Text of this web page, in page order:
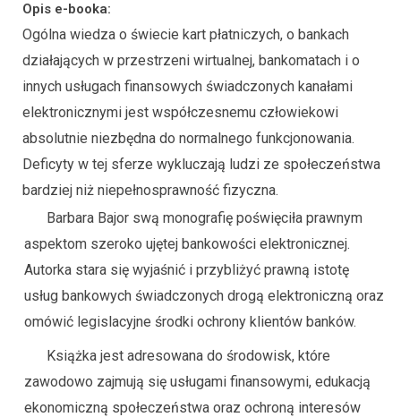
Opis e-booka:
Ogólna wiedza o świecie kart płatniczych, o bankach
działających w przestrzeni wirtualnej, bankomatach i o
innych usługach finansowych świadczonych kanałami
elektronicznymi jest współczesnemu człowiekowi
absolutnie niezbędna do normalnego funkcjonowania.
Deficyty w tej sferze wykluczają ludzi ze społeczeństwa
bardziej niż niepełnosprawność fizyczna.
Barbara Bajor swą monografię poświęciła prawnym
aspektom szeroko ujętej bankowości elektronicznej.
Autorka stara się wyjaśnić i przybliżyć prawną istotę
usług bankowych świadczonych drogą elektroniczną oraz
omówić legislacyjne środki ochrony klientów banków.
Książka jest adresowana do środowisk, które
zawodowo zajmują się usługami finansowymi, edukacją
ekonomiczną społeczeństwa oraz ochroną interesów